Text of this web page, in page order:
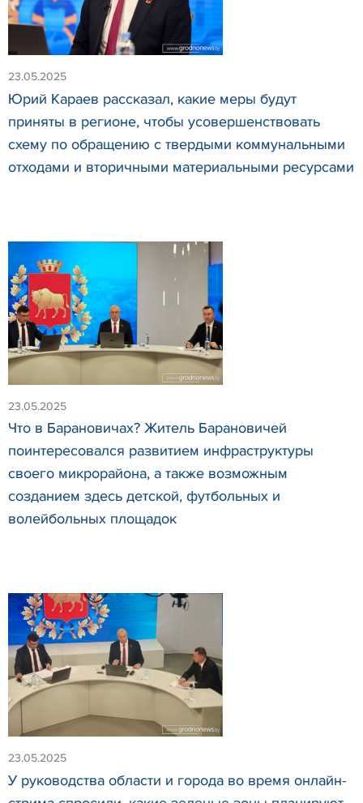
23.05.2025
Юрий Караев рассказал, какие меры будут
приняты в регионе, чтобы усовершенствовать
схему по обращению с твердыми коммунальными
отходами и вторичными материальными ресурсами
23.05.2025
Что в Барановичах? Житель Барановичей
поинтересовался развитием инфраструктуры
своего микрорайона, а также возможным
созданием здесь детской, футбольных и
волейбольных площадок
23.05.2025
У руководства области и города во время онлайн-